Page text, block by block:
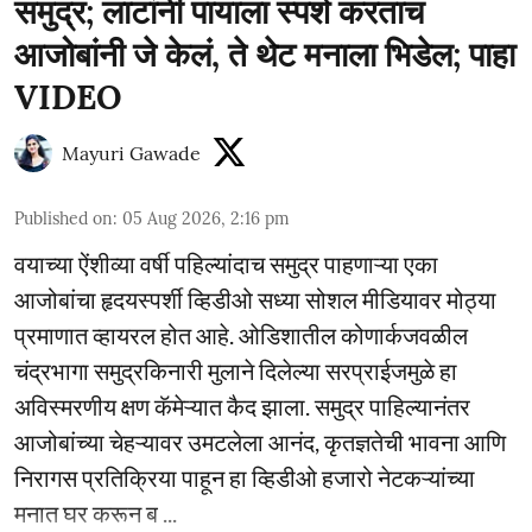
समुद्र; लाटांनी पायाला स्पर्श करताच
आजोबांनी जे केलं, ते थेट मनाला भिडेल; पाहा
VIDEO
Mayuri Gawade
Published on: 05 Aug 2026, 2:16 pm
वयाच्या ऐंशीव्या वर्षी पहिल्यांदाच समुद्र पाहणाऱ्या एका
आजोबांचा हृदयस्पर्शी व्हिडीओ सध्या सोशल मीडियावर मोठ्या
प्रमाणात व्हायरल होत आहे. ओडिशातील कोणार्कजवळील
चंद्रभागा समुद्रकिनारी मुलाने दिलेल्या सरप्राईजमुळे हा
अविस्मरणीय क्षण कॅमेऱ्यात कैद झाला. समुद्र पाहिल्यानंतर
आजोबांच्या चेहऱ्यावर उमटलेला आनंद, कृतज्ञतेची भावना आणि
निरागस प्रतिक्रिया पाहून हा व्हिडीओ हजारो नेटकऱ्यांच्या
मनात घर करून ब ...